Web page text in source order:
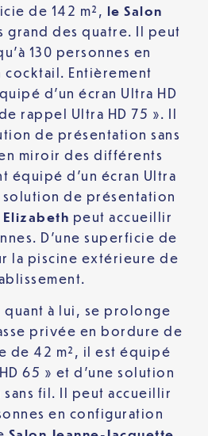
de 142 m², le Salon
grand des quatre. Il peut
130 personnes en
Entièrement
d’un écran Ultra HD
rappel Ultra HD 75 ». Il
de présentation sans
miroir des différents
équipé d’un écran Ultra
solution de présentation
Elizabeth peut accueillir
D’une superficie de
la piscine extérieure de
quant à lui, se prolonge
privée en bordure de
de 42 m², il est équipé
65 » et d’une solution
fil. Il peut accueillir
en configuration